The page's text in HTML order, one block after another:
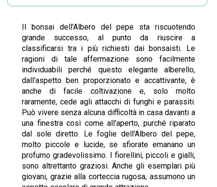
Il bonsai dell'Albero del pepe sta riscuotendo
grande successo, al punto da riuscire a
classificarsi tra i più richiesti dai bonsaisti. Le
ragioni di tale affermazione sono facilmente
individuabili perché questo elegante alberello,
dall'aspetto ben proporzionato e accattivante, è
anche di facile coltivazione e, solo molto
raramente, cede agli attacchi di funghi e parassiti.
Può vivere senza alcuna difficoltà in casa davanti a
una finestra così come all'aperto, purché riparato
dal sole diretto. Le foglie dell'Albero del pepe,
molto piccole e lucide, se sfiorate emanano un
profumo gradevolissimo. I fiorellini, piccoli e gialli,
sono altrettanto graziosi. Anche gli esemplari più
giovani, grazie alla corteccia rugosa, assumono un